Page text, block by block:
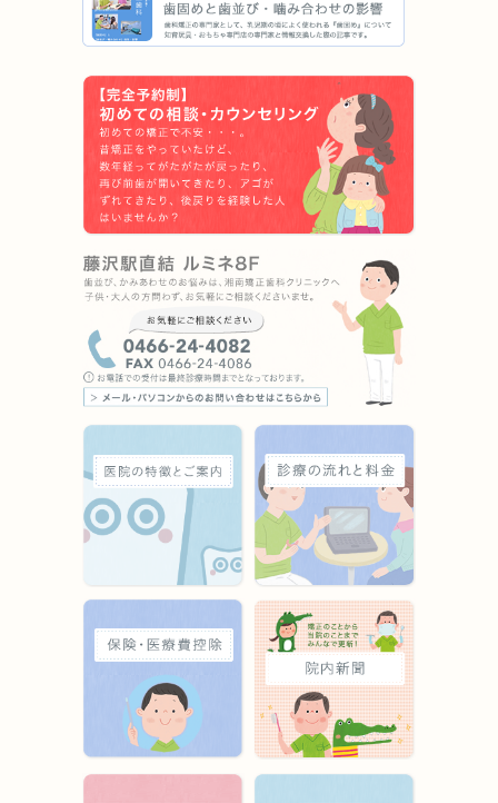
ります。加齢や歯周病等により歯を支えている骨がやせると
かみ合わせや歯並びが変化することがあります。その場合、
（18）矯正歯科治療は、一度始めると元の状態に戻すことは
難しくなります。
スプリント（スタビライゼーションタイプ）のリスク及び副
効果には個人差があり、(1)めまい、(2)睡眠障害、(3)こわば
り、(4)吐き気および/または嘔吐、(5)唾液分泌の増加、(6)
咬合圧の増加、(7)口渇、(8)唇の乾燥、(9)いびきの増加がリ
スクおよび副作用として考えられます。
上記以外に、スプリントによって今までの噛み合わせ位置の
変化およびそれによる顔貌の変化が生じるとその改善には矯
正治療や外科的矯正治療が必要となります。